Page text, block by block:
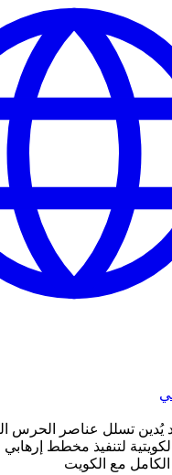
يُدين تسلل عناصر الحرس
لتنفيذ مخطط
الكامل مع الكويت